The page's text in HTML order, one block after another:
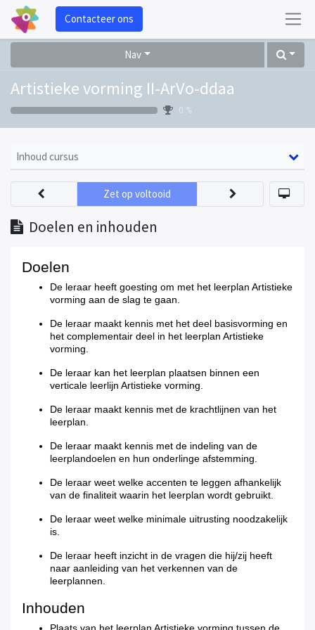
Contacteer ons
Nav
Artistieke vorming II-ArVo-ddaa
0 %
Inhoud cursus
Doelen en inhouden
Zet op voltooid
Doelen
De leraar heeft goesting om met het leerplan Artistieke
vorming aan de slag te gaan.
De leraar maakt kennis met het deel basisvorming en
het complementair deel in het leerplan Artistieke
vorming.
De leraar kan het leerplan plaatsen binnen een
verticale leerlijn Artistieke vorming.
De leraar maakt kennis met de krachtlijnen van het
leerplan.
De leraar maakt kennis met de indeling van de
leerplandoelen en hun onderlinge afstemming.
De leraar weet welke accenten te leggen afhankelijk
van de finaliteit waarin het leerplan wordt gebruikt.
De leraar weet welke minimale uitrusting noodzakelijk
is.
De leraar heeft inzicht in de vragen die hij/zij heeft
naar aanleiding van het verkennen van de
leerplannen.
Inhouden
Plaats van het leerplan Artistieke vorming tussen de